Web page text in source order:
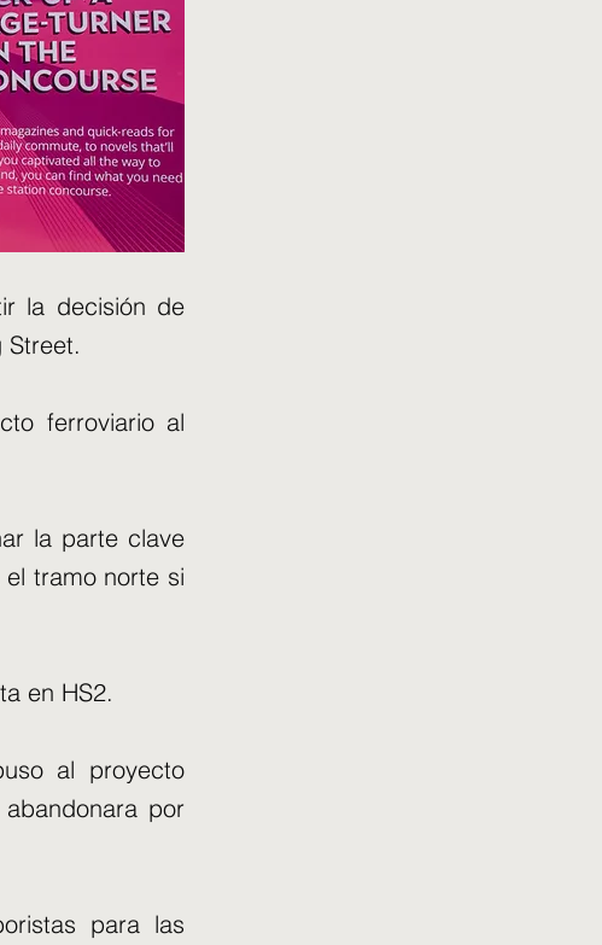
la decisión de
Street.
ferroviario al
la parte clave
tramo norte si
en HS2.
al proyecto
por
para las